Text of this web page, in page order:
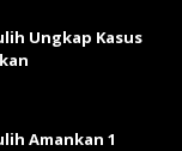
Ungkap Kasus
Amankan 1